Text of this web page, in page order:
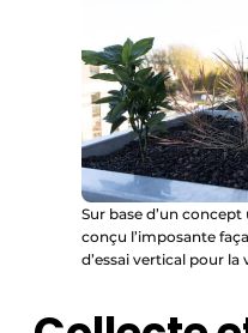
Sur base d’un
conçu l’imposante
d’essai vertical pour la